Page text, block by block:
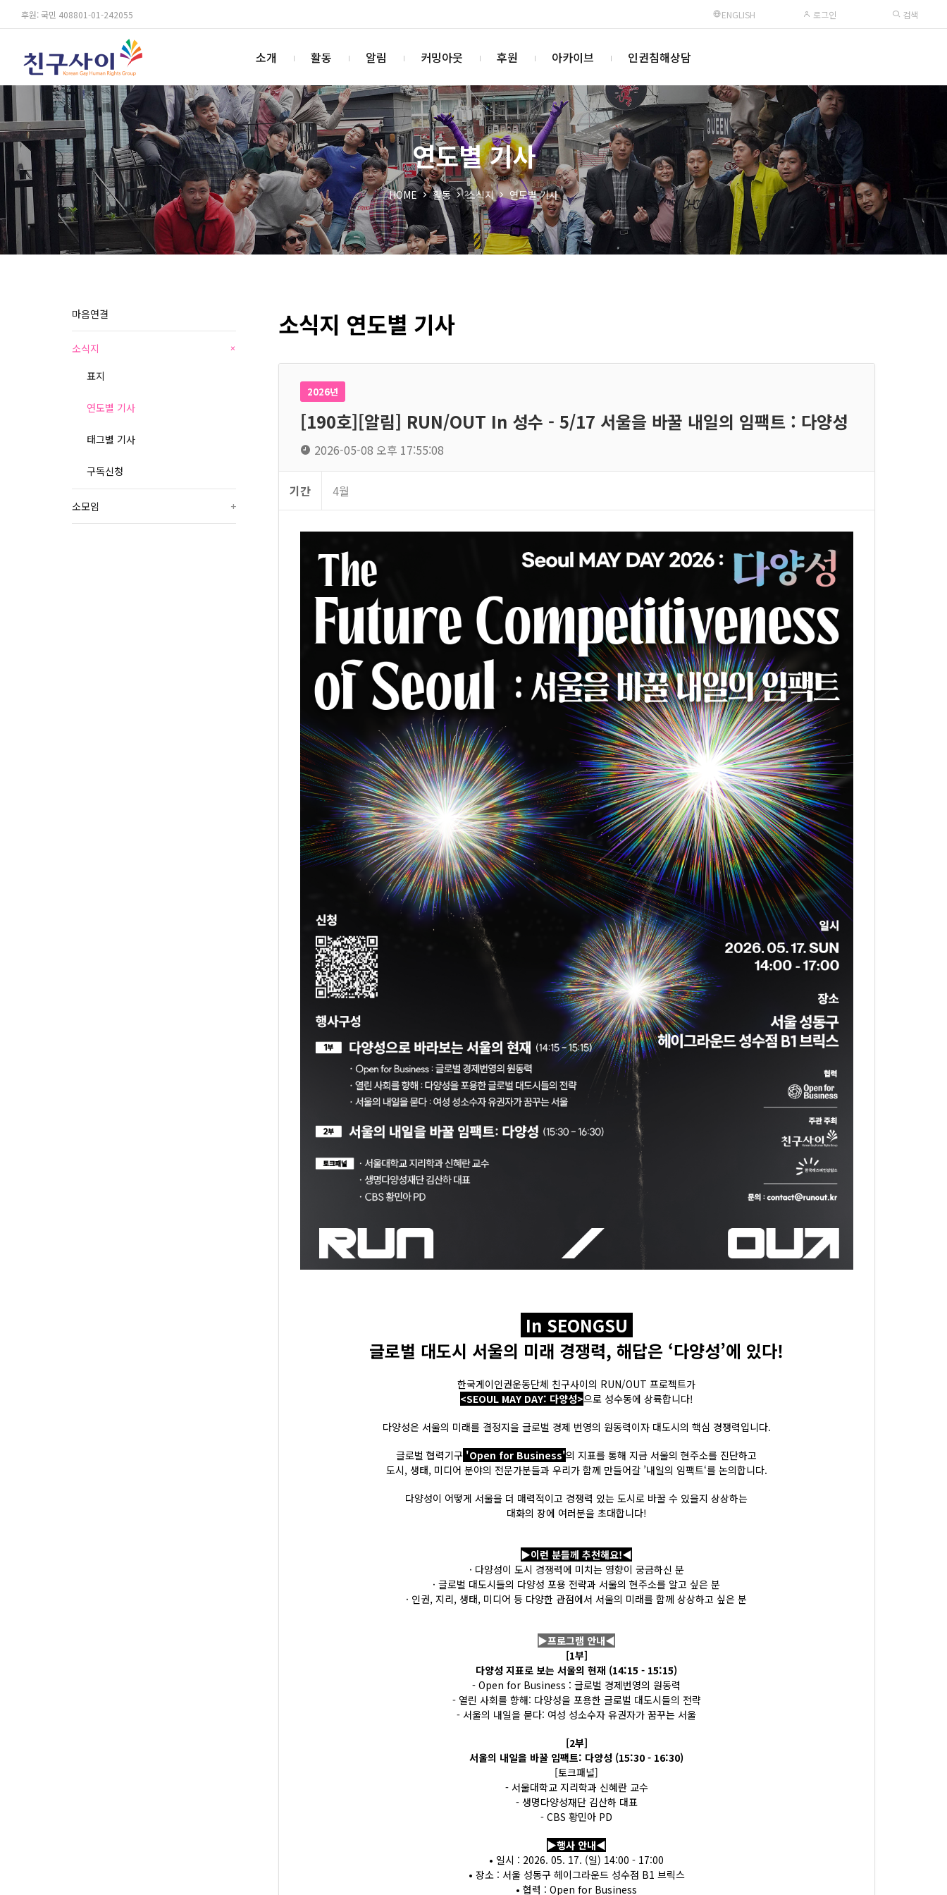
후원: 국민 408801-01-242055 ENGLISH 로그인 검색
소개 활동 알림 커밍아웃 후원 아카이브 인권침해상담
연도별 기사
HOME 활동 소식지 연도별 기사
마음연결
소식지 +
표지
연도별 기사
태그별 기사
구독신청
소모임 +
소식지 연도별 기사
2026년
[190호][알림] RUN/OUT In 성수 - 5/17 서울을 바꿀 내일의 임팩트 : 다양성
2026-05-08 오후 17:55:08
기간 4월
In SEONGSU
글로벌 대도시 서울의 미래 경쟁력, 해답은 ‘다양성’에 있다!
한국게이인권운동단체 친구사이의 RUN/OUT 프로젝트가
<SEOUL MAY DAY: 다양성>으로 성수동에 상륙합니다!
다양성은 서울의 미래를 결정지을 글로벌 경제 번영의 원동력이자 대도시의 핵심 경쟁력입니다.
글로벌 협력기구 'Open for Business'의 지표를 통해 지금 서울의 현주소를 진단하고
도시, 생태, 미디어 분야의 전문가분들과 우리가 함께 만들어갈 ’내일의 임팩트‘를 논의합니다.
다양성이 어떻게 서울을 더 매력적이고 경쟁력 있는 도시로 바꿀 수 있을지 상상하는
대화의 장에 여러분을 초대합니다!
▶이런 분들께 추천해요!◀
· 다양성이 도시 경쟁력에 미치는 영향이 궁금하신 분
· 글로벌 대도시들의 다양성 포용 전략과 서울의 현주소를 알고 싶은 분
· 인권, 지리, 생태, 미디어 등 다양한 관점에서 서울의 미래를 함께 상상하고 싶은 분
▶프로그램 안내◀
[1부]
다양성 지표로 보는 서울의 현재 (14:15 - 15:15)
- Open for Business : 글로벌 경제번영의 원동력
- 열린 사회를 향해: 다양성을 포용한 글로벌 대도시들의 전략
- 서울의 내일을 묻다: 여성 성소수자 유권자가 꿈꾸는 서울
[2부]
서울의 내일을 바꿀 임팩트: 다양성 (15:30 - 16:30)
[토크패널]
- 서울대학교 지리학과 신혜란 교수
- 생명다양성재단 김산하 대표
- CBS 황민아 PD
▶행사 안내◀
• 일시 : 2026. 05. 17. (일) 14:00 - 17:00
• 장소 : 서울 성동구 헤이그라운드 성수점 B1 브릭스
• 협력 : Open for Business